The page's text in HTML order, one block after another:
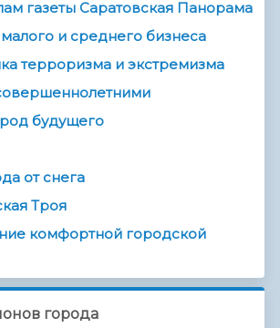
газеты Саратовская Панорама
и среднего бизнеса
терроризма и экстремизма
будущего
от снега
Троя
комфортной городской
города